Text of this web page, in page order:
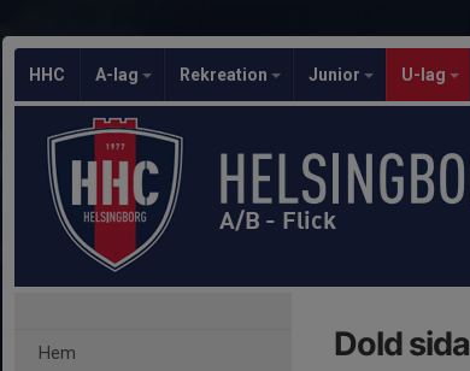
HHC A-lag Rekreation Junior U-lag
A/B - Flick
Hem Dold sida